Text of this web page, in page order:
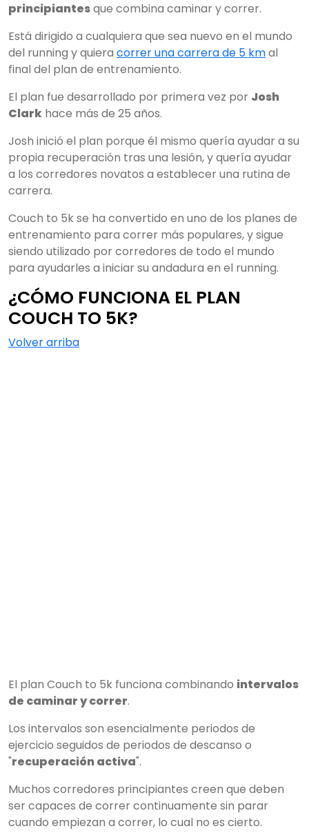
principiantesque combina caminar y correr.
Está dirigido a cualquiera que sea nuevo en el mundo
del running y quiera correr una carrera de 5 kmal
final del plan de entrenamiento.
El plan fue desarrollado por primera vez por Josh
Clark hace más de 25 años.
Josh inició el plan porque él mismo quería ayudar a su
propia recuperación tras una lesión, y quería ayudar
a los corredores novatos a establecer una rutina de
carrera.
Couch to 5k se ha convertido en uno de los planes de
entrenamiento para correr más populares, y sigue
siendo utilizado por corredores de todo el mundo
para ayudarles a iniciar su andadura en el running.
¿CÓMO FUNCIONA EL PLAN
COUCH TO 5K?
Volver arriba
El plan Couch to 5k funciona combinando intervalos
de caminar y correr.
Los intervalos son esencialmente periodos de
ejercicio seguidos de periodos de descanso o
"recuperación activa".
Muchos corredores principiantes creen que deben
ser capaces de correr continuamente sin parar
cuando empiezan a correr, lo cual no es cierto.